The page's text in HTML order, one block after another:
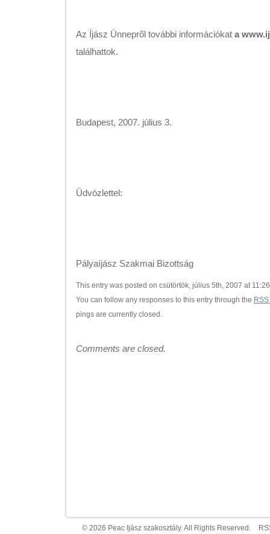
Az Íjász Ünneprõl további információkat a
találhattok.
Budapest, 2007. július 3.
Üdvözlettel:
Pályaíjász Szakmai Bizottság
This entry was posted on csütörtök, július 5th, 2007 at
You can follow any responses to this entry through the
pings are currently closed.
Comments are closed.
© 2026 Peac Ijász szakosztály. All Rights Reserved.